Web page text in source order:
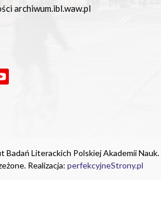
archiwum.ibl.waw.pl
Literackich Polskiej Akademii Nauk.
Realizacja: perfekcyjneStrony.pl